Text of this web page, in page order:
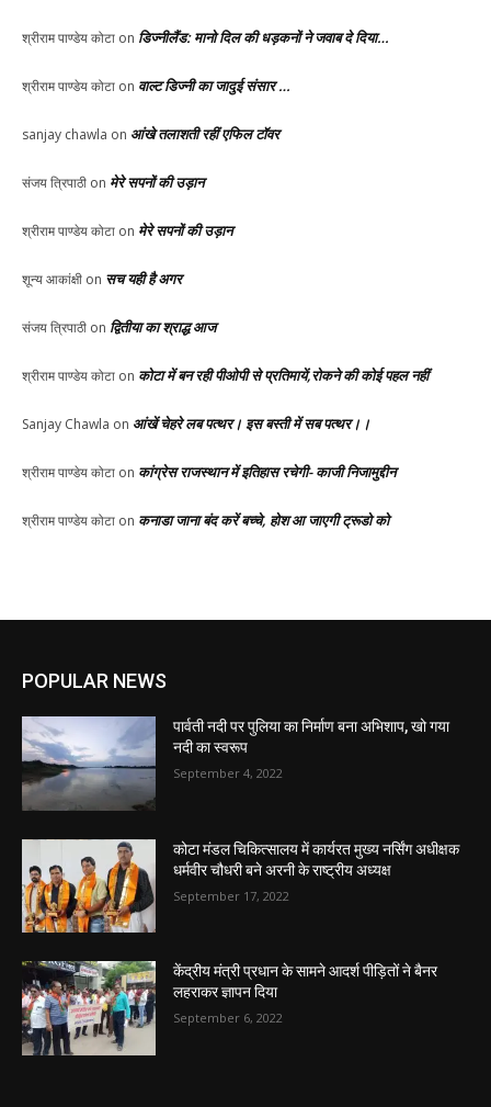
श्रीराम पाण्डेय कोटा on डिज्नीलैंड: मानो दिल की धड़कनों ने जवाब दे दिया…
श्रीराम पाण्डेय कोटा on वाल्ट डिज्नी का जादुई संसार …
sanjay chawla on आंखे तलाशती रहीं एफिल टॉवर
संजय त्रिपाठी on मेरे सपनों की उड़ान
श्रीराम पाण्डेय कोटा on मेरे सपनों की उड़ान
शून्य आकांक्षी on सच यही है अगर
संजय त्रिपाठी on द्वितीया का श्राद्ध आज
श्रीराम पाण्डेय कोटा on कोटा में बन रही पीओपी से प्रतिमायें,रोकने की कोई पहल नहीं
Sanjay Chawla on आंखें चेहरे लब पत्थर। इस बस्ती में सब पत्थर।।
श्रीराम पाण्डेय कोटा on कांग्रेस राजस्थान में इतिहास रचेगी- काजी निजामुद्दीन
श्रीराम पाण्डेय कोटा on कनाडा जाना बंद करें बच्चे, होश आ जाएगी ट्रूडो को
POPULAR NEWS
पार्वती नदी पर पुलिया का निर्माण बना अभिशाप, खो गया
नदी का स्वरूप
September 4, 2022
कोटा मंडल चिकित्सालय में कार्यरत मुख्य नर्सिंग अधीक्षक
धर्मवीर चौधरी बने अरनी के राष्ट्रीय अध्यक्ष
September 17, 2022
केंद्रीय मंत्री प्रधान के सामने आदर्श पीड़ितों ने बैनर
लहराकर ज्ञापन दिया
September 6, 2022